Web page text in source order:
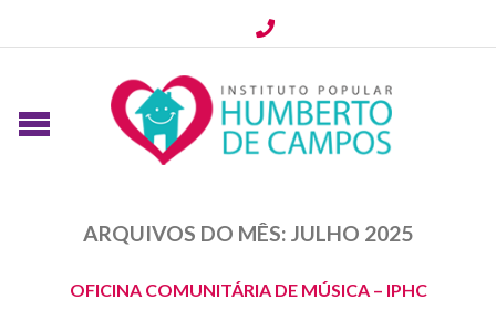
ARQUIVOS DO MÊS: JULHO 2025
OFICINA COMUNITÁRIA DE MÚSICA – IPHC